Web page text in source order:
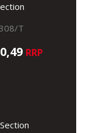
T
RRP